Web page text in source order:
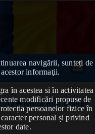
navigării, sunteți de
informaţii.
în acestea si în activitatea
modificări propuse de
persoanelor fizice în
personal și privind
date.
➠Ioniță Alin George